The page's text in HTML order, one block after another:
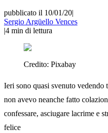
pubblicato il 10/01/20|
Sergio Argüello Vences
|4 min di lettura
Credito: Pixabay
Ieri sono quasi svenuto vedendo
non avevo neanche fatto
confessare, asciugare lacrime e
felice